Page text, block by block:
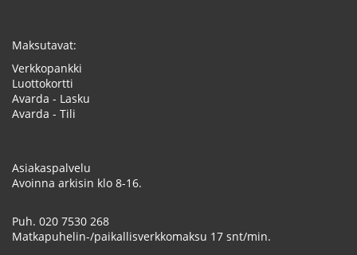
Maksutavat:
Verkkopankki
Luottokortti
Avarda - Lasku
Avarda - Tili
Asiakaspalvelu
Avoinna arkisin klo 8-16.
Puh. 020 7530 268
Matkapuhelin-/paikallisverkkomaksu 17 snt/min.